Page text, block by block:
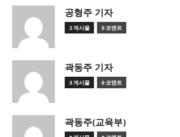
공형주 기자
2 게시물 0 코멘트
곽동주 기자
3 게시물 0 코멘트
곽동주(교육부)